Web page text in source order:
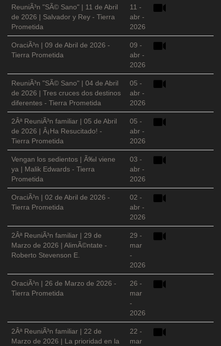
ReuniÃ³n "SÃ© Sano" | 11 de Abril
de 2026 | Salvador y Rey - Tierra
Prometida
11 -
abr -
2026
OraciÃ³n | 09 de Abril de 2026 -
Tierra Prometida
09 -
abr -
2026
ReuniÃ³n "SÃ© Sano" | 04 de Abril
de 2026 | Tres cruces dos destinos
diferentes - Tierra Prometida
05 -
abr -
2026
2Âª ReuniÃ³n familiar | 05 de Abril
de 2026 | Â¡Ha Resucitado! -
Tierra Prometida
05 -
abr -
2026
Vengan los sedientos | Ã‰l viene
ya | Malik Edwards - Tierra
Prometida
03 -
abr -
2026
OraciÃ³n | 02 de Abril de 2026 -
Tierra Prometida
02 -
abr -
2026
2Âª ReuniÃ³n familiar | 29 de
Marzo de 2026 | AlimÃ©ntate -
Roberto Stevenson E.
29 -
mar
-
2026
OraciÃ³n | 26 de Marzo de 2026 -
Tierra Prometida
26 -
mar
-
2026
2Âª ReuniÃ³n familiar | 22 de
Marzo de 2026 | La prioridad en la
22 -
mar